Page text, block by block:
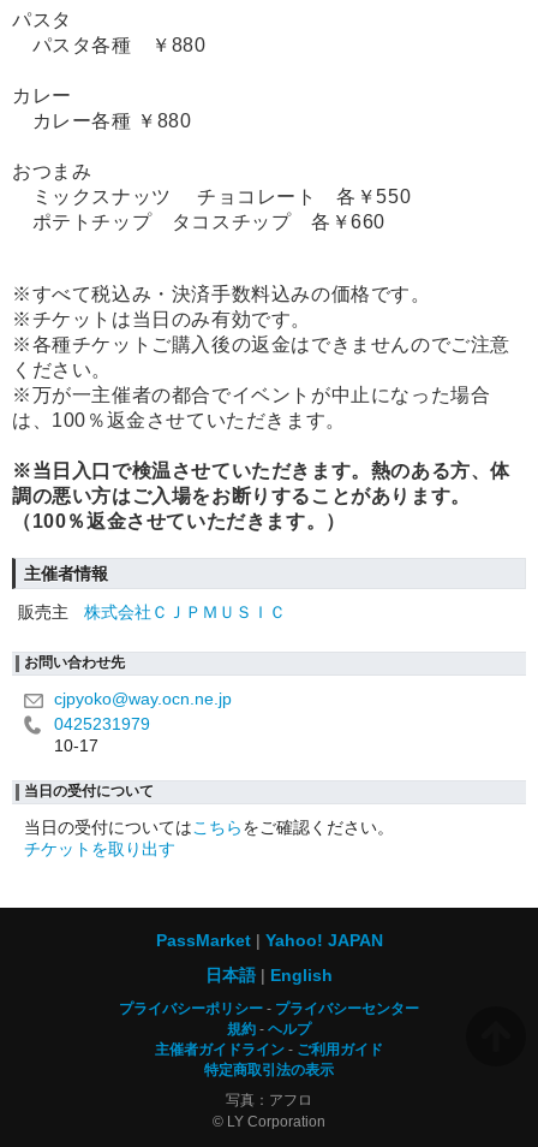
パスタ
パスタ各種
￥880
カレー
カレー各種 ￥880
おつまみ
ミックスナッツ チョコレート 各￥550
ポテトチップ タコスチップ 各￥660
※すべて税込み・決済手数料込みの価格です。
※チケットは当日のみ有効です。
※各種チケットご購入後の返金はできませんのでご注意
ください。
※万が一主催者の都合でイベントが中止になった場合
は、100％返金させていただきます。
※当日入口で検温させていただきます。熱のある方、体
調の悪い方はご入場をお断りすることがあります。
（100％返金させていただきます。）
主催者情報
販売主
株式会社ＣＪＰＭＵＳＩＣ
お問い合わせ先
cjpyoko@way.ocn.ne.jp
0425231979
10-17
当日の受付について
当日の受付についてはこちらをご確認ください。
チケットを取り出す
PassMarket
Yahoo! JAPAN
日本語
English
プライバシーポリシー
プライバシーセンター
規約
ヘルプ
主催者ガイドライン
ご利用ガイド
特定商取引法の表示
写真：アフロ
© LY Corporation